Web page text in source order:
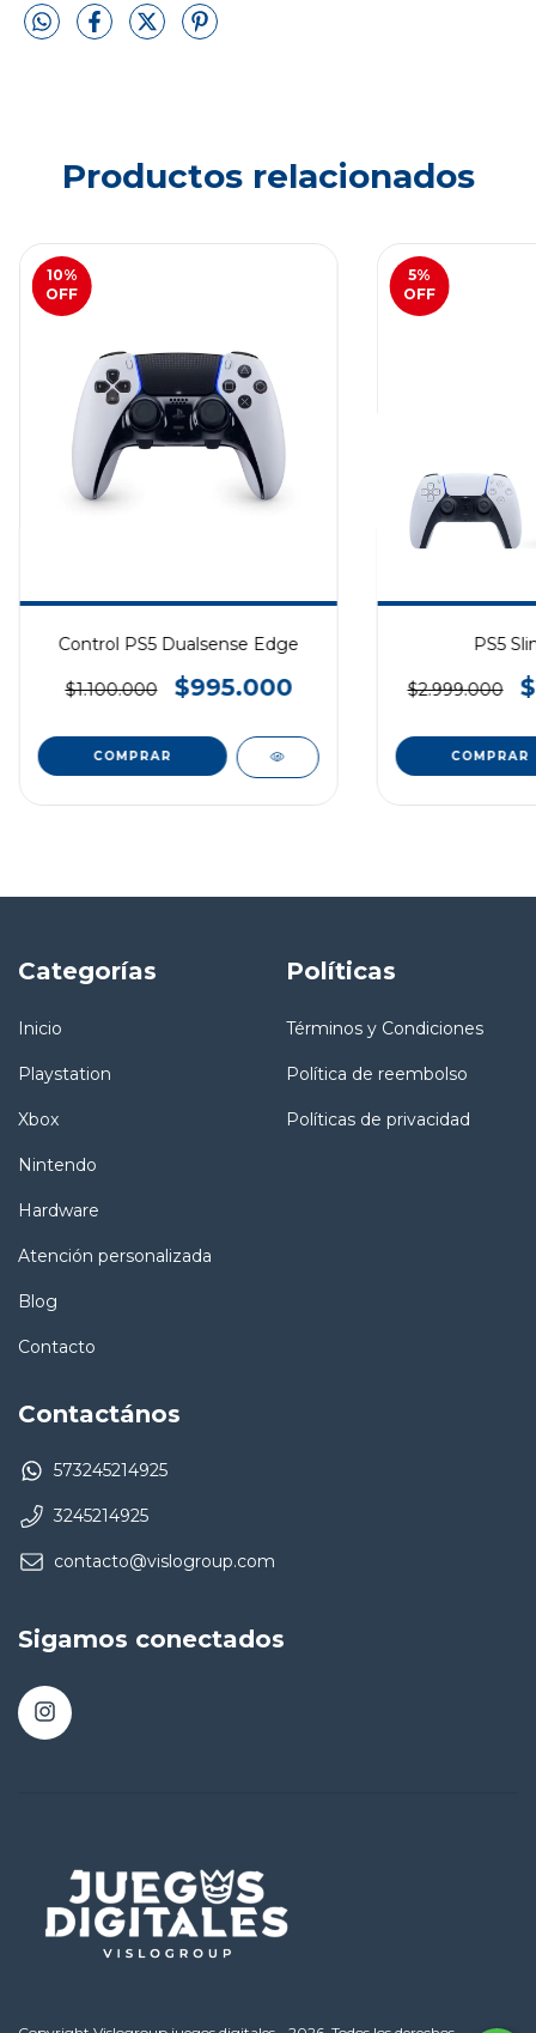
Productos relacionados
10%
OFF
Control PS5 Dualsense Edge
$1.100.000 $995.000
5%
OFF
PS5
$2.999.000
COMPRAR
Categorías
Inicio
Playstation
Xbox
Nintendo
Hardware
Atención personalizada
Blog
Contacto
Políticas
Términos y Condiciones
Política de reembolso
Políticas de privacidad
Contactános
573245214925
3245214925
contacto@vislogroup.com
Sigamos conectados